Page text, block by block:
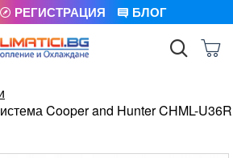
РЕГИСТРАЦИЯ БЛОГ
Cooper and Hunter CHML-U36R